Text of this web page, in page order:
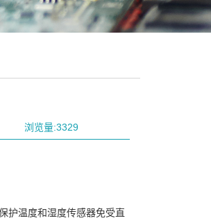
浏览量:3329
护温度和湿度传感器免受直